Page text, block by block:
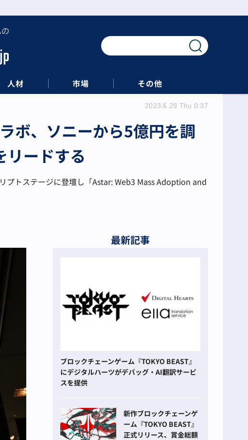
人材 市場 その他
ボ、ソニーから5億円を調
ードする
プトステージに登壇し「Astar: Web3 Mass Adoption and
2023.6.29 Thu 0:37
最新記事
ブロックチェーンゲーム『TOKYO BEAST』
にデジタルハーツがデバッグ・AI翻訳サービ
スを提供
新作ブロックチェーンゲ
ーム『TOKYO BEAST』
正式リリース、賞金総額